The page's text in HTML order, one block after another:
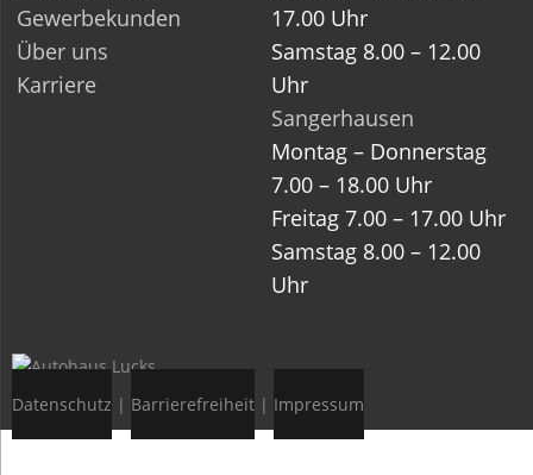
Gewerbekunden
Über uns
Karriere
17.00 Uhr
Samstag 8.00 – 12.00
Uhr
Sangerhausen
Montag – Donnerstag
7.00 – 18.00 Uhr
Freitag 7.00 – 17.00 Uhr
Samstag 8.00 – 12.00
Uhr
Datenschutz | Barrierefreiheit | Impressum